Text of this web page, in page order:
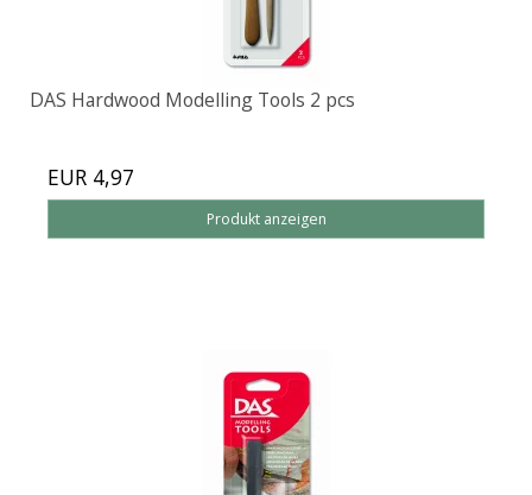
DAS Hardwood Modelling Tools 2 pcs
EUR 4,97
Produkt anzeigen